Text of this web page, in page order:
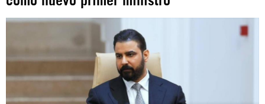
Instagram como: hispan_tv